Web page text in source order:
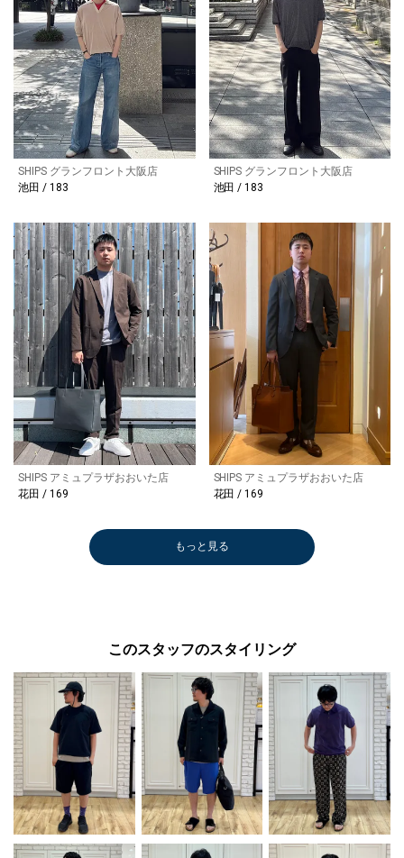
SHIPS グランフロント大阪店
池田 / 183
SHIPS グランフロント大阪店
池田 / 183
SHIPS アミュプラザおおいた店
花田 / 169
SHIPS アミュプラザおおいた店
花田 / 169
もっと見る
このスタッフのスタイリング